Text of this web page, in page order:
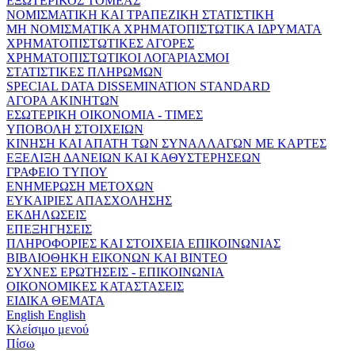
ΝΟΜΙΣΜΑΤΙΚΗ ΚΑΙ ΤΡΑΠΕΖΙΚΗ ΣΤΑΤΙΣΤΙΚΗ
ΜΗ ΝΟΜΙΣΜΑΤΙΚΑ ΧΡΗΜΑΤΟΠΙΣΤΩΤΙΚΑ ΙΔΡΥΜΑΤΑ
ΧΡΗΜΑΤΟΠΙΣΤΩΤΙΚΕΣ ΑΓΟΡΕΣ
ΧΡΗΜΑΤΟΠΙΣΤΩΤΙΚΟΙ ΛΟΓΑΡΙΑΣΜΟΙ
ΣΤΑΤΙΣΤΙΚΕΣ ΠΛΗΡΩΜΩΝ
SPECIAL DATA DISSEMINATION STANDARD
ΑΓΟΡΑ ΑΚΙΝΗΤΩΝ
ΕΣΩΤΕΡΙΚΗ ΟΙΚΟΝΟΜΙΑ - ΤΙΜΕΣ
ΥΠΟΒΟΛΗ ΣΤΟΙΧΕΙΩΝ
ΚΙΝΗΣΗ ΚΑΙ ΑΠΑΤΗ ΤΩΝ ΣΥΝΑΛΛΑΓΩΝ ΜΕ ΚΑΡΤΕΣ
ΕΞΕΛΙΞΗ ΔΑΝΕΙΩΝ ΚΑΙ ΚΑΘΥΣΤΕΡΗΣΕΩΝ
ΓΡΑΦΕΙΟ ΤΥΠΟΥ
ΕΝΗΜΕΡΩΣΗ ΜΕΤΟΧΩΝ
ΕΥΚΑΙΡΙΕΣ ΑΠΑΣΧΟΛΗΣΗΣ
ΕΚΔΗΛΩΣΕΙΣ
ΕΠΕΞΗΓΗΣΕΙΣ
ΠΛΗΡΟΦΟΡΙΕΣ ΚΑΙ ΣΤΟΙΧΕΙΑ ΕΠΙΚΟΙΝΩΝΙΑΣ
ΒΙΒΛΙΟΘΗΚΗ ΕΙΚΟΝΩΝ ΚΑΙ ΒΙΝΤΕΟ
ΣΥΧΝΕΣ ΕΡΩΤΗΣΕΙΣ - ΕΠΙΚΟΙΝΩΝΙΑ
ΟΙΚΟΝΟΜΙΚΕΣ ΚΑΤΑΣΤΑΣΕΙΣ
ΕΙΔΙΚΑ ΘΕΜΑΤΑ
English English
Κλείσιμο μενού
Πίσω